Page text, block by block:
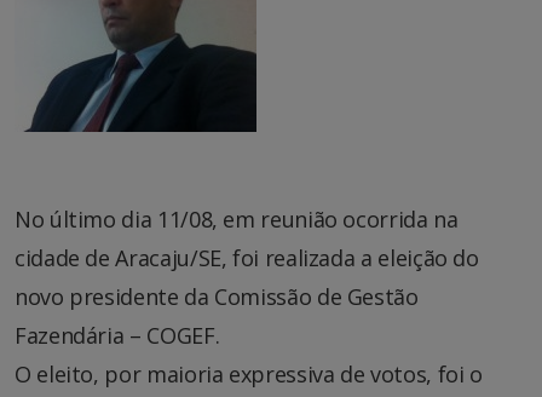
No último dia 11/08, em reunião ocorrida na
cidade de Aracaju/SE, foi realizada a eleição do
novo presidente da Comissão de Gestão
Fazendária – COGEF.
O eleito, por maioria expressiva de votos, foi o